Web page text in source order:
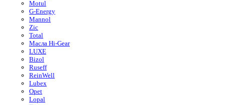
Motul
G-Energy
Mannol
Zic
Total
Масла Hi-Gear
LUXE
Bizol
Ruseff
ReinWell
Lubex
Opet
Lopal